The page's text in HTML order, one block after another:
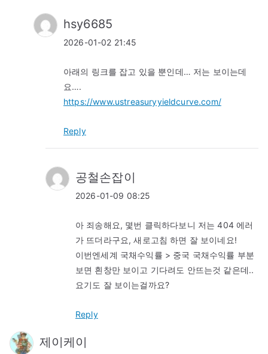
hsy6685
2026-01-02 21:45
아래의 링크를 잡고 있을 뿐인데… 저는 보이는데
요….
https://www.ustreasuryyieldcurve.com/
Reply
공철손잡이
2026-01-09 08:25
아 죄송해요, 몇번 클릭하다보니 저는 404 에러
가 뜨더라구요, 새로고침 하면 잘 보이네요!
이번엔세계 국채수익률 > 중국 국채수익률 부분
보면 흰창만 보이고 기다려도 안뜨는것 같은데..
요기도 잘 보이는걸까요?
Reply
제이케이